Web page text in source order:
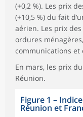
(+0,2 %). Les prix
(+10,5 %) du fait
aérien. Les prix
ordures
communications et
En mars, les prix du
Réunion.
Figure 1 –
Réunion et